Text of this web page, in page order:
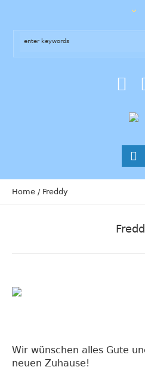
Home / Freddy
Wir wünschen alles Gute
neuen Zuhause!